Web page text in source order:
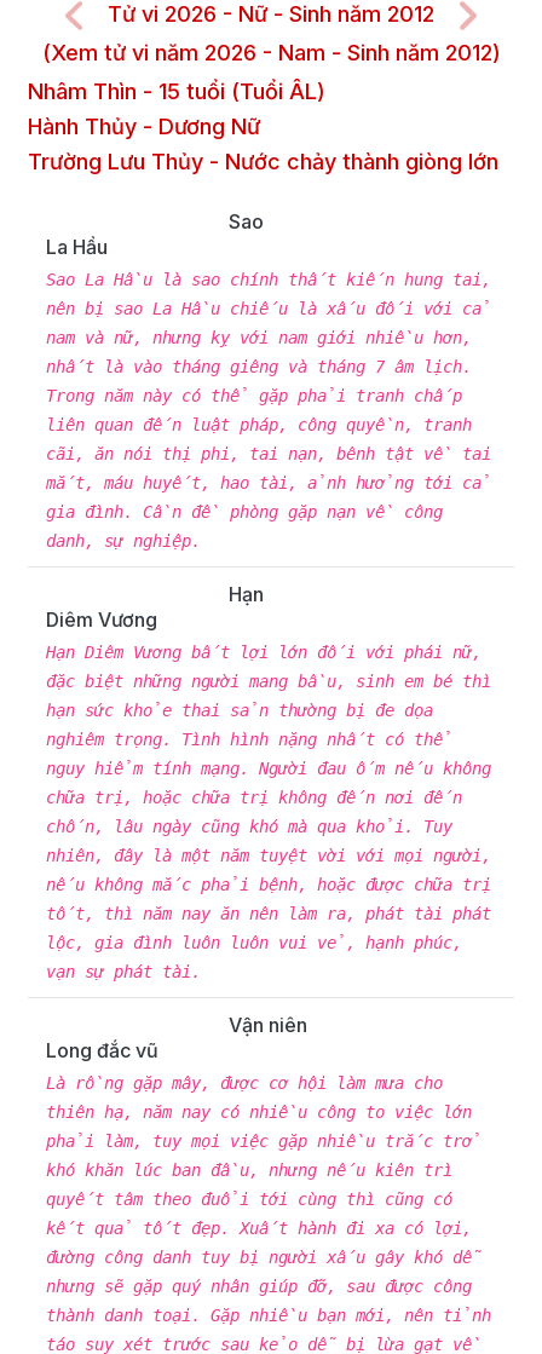
Tử vi 2026 - Nữ - Sinh năm 2012
(Xem tử vi năm 2026 - Nam - Sinh năm 2012)
Nhâm Thìn - 15 tuổi (Tuổi ÂL)
Hành Thủy - Dương Nữ
Trường Lưu Thủy - Nước chảy thành giòng lớn
Sao
La Hầu
Sao La Hầu là sao chính thất kiến hung tai,
nên bị sao La Hầu chiếu là xấu đối với cả
nam và nữ, nhưng kỵ với nam giới nhiều hơn,
nhất là vào tháng giêng và tháng 7 âm lịch.
Trong năm này có thể gặp phải tranh chấp
liên quan đến luật pháp, công quyền, tranh
cãi, ăn nói thị phi, tai nạn, bênh tật về tai
mắt, máu huyết, hao tài, ảnh hưởng tới cả
gia đình. Cần đề phòng gặp nạn về công
danh, sự nghiệp.
Hạn
Diêm Vương
Hạn Diêm Vương bất lợi lớn đối với phái nữ,
đặc biệt những người mang bầu, sinh em bé thì
hạn sức khỏe thai sản thường bị đe dọa
nghiêm trọng. Tình hình nặng nhất có thể
nguy hiểm tính mạng. Người đau ốm nếu không
chữa trị, hoặc chữa trị không đến nơi đến
chốn, lâu ngày cũng khó mà qua khỏi. Tuy
nhiên, đây là một năm tuyệt vời với mọi người,
nếu không mắc phải bệnh, hoặc được chữa trị
tốt, thì năm nay ăn nên làm ra, phát tài phát
lộc, gia đình luôn luôn vui vẻ, hạnh phúc,
vạn sự phát tài.
Vận niên
Long đắc vũ
Là rồng gặp mây, được cơ hội làm mưa cho
thiên hạ, năm nay có nhiều công to việc lớn
phải làm, tuy mọi việc gặp nhiều trắc trở
khó khăn lúc ban đầu, nhưng nếu kiên trì
quyết tâm theo đuổi tới cùng thì cũng có
kết quả tốt đẹp. Xuất hành đi xa có lợi,
đường công danh tuy bị người xấu gây khó dễ
nhưng sẽ gặp quý nhân giúp đỡ, sau được công
thành danh toại. Gặp nhiều bạn mới, nên tỉnh
táo suy xét trước sau kẻo dễ bị lừa gạt về